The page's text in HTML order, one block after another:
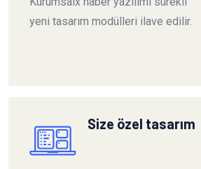
yeni tasarım modülleri ilave edilir.
Size özel tasarım